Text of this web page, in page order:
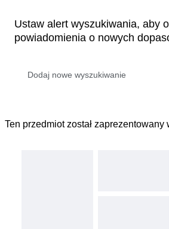
Ustaw alert wyszukiwania, aby
powiadomienia o nowych
Ten przedmiot został zaprezentowany